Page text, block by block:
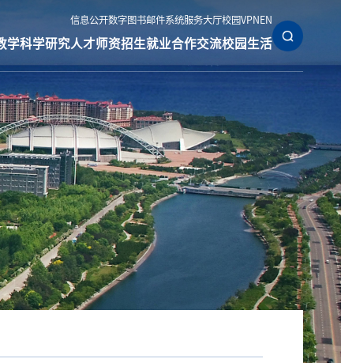
信息公开数字图书邮件系统服务大厅校园VPN EN
学科学研究人才师资招生就业合作交流校园生活